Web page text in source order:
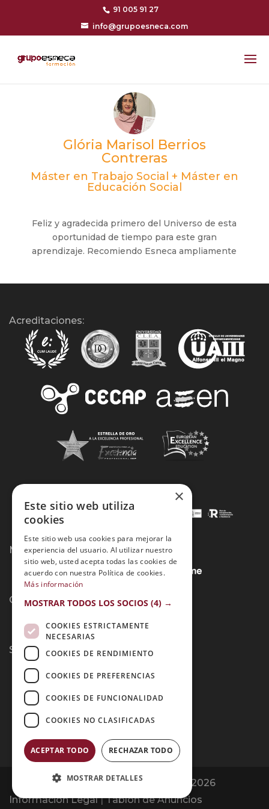
91 005 91 27
info@grupoesneca.com
Glória Marisol Berrios
Contreras
Máster en Trabajo Social + Máster en
Educación Social
Feliz y agradecida primero del Universo de esta
oportunidad de tiempo para este gran
aprendizaje. Recomiendo Esneca ampliamente
Acreditaciones:
Métodos de Pago:
Contacto:
Síguenos:
Opiniones Grupo Esneca | Copyright 2026
Información Legal|Tablón de Anuncios
×
Este sitio web utiliza
cookies
Este sitio web usa cookies para mejorar la
experiencia del usuario. Al utilizar nuestro
sitio web, usted acepta todas las cookies de
acuerdo con nuestra Política de cookies.
Más información
MOSTRAR TODOS LOS SOCIOS (4) →
COOKIES ESTRICTAMENTE
NECESARIAS
COOKIES DE RENDIMIENTO
COOKIES DE PREFERENCIAS
COOKIES DE FUNCIONALIDAD
COOKIES NO CLASIFICADAS
ACEPTAR TODO RECHAZAR TODO
MOSTRAR DETALLES